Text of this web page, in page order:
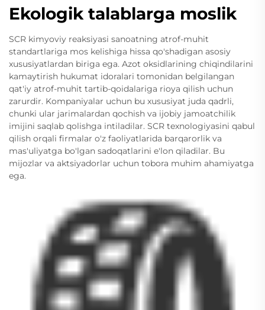
Ekologik talablarga moslik
SCR kimyoviy reaksiyasi sanoatning atrof-muhit
standartlariga mos kelishiga hissa qo'shadigan asosiy
xususiyatlardan biriga ega. Azot oksidlarining chiqindilarini
kamaytirish hukumat idoralari tomonidan belgilangan
qat'iy atrof-muhit tartib-qoidalariga rioya qilish uchun
zarurdir. Kompaniyalar uchun bu xususiyat juda qadrli,
chunki ular jarimalardan qochish va ijobiy jamoatchilik
imijini saqlab qolishga intiladilar. SCR texnologiyasini qabul
qilish orqali firmalar o'z faoliyatlarida barqarorlik va
mas'uliyatga bo'lgan sadoqatlarini e'lon qiladilar. Bu
mijozlar va aktsiyadorlar uchun tobora muhim ahamiyatga
ega.